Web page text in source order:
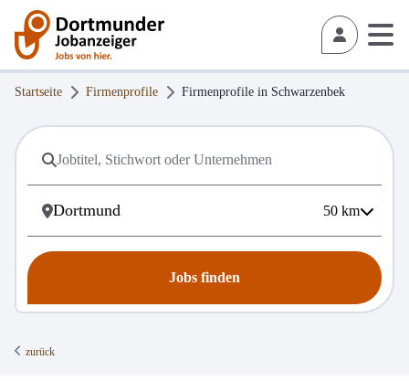
Startseite Firmenprofile Firmenprofile in Schwarzenbek
50 km
Jobs finden
zurück